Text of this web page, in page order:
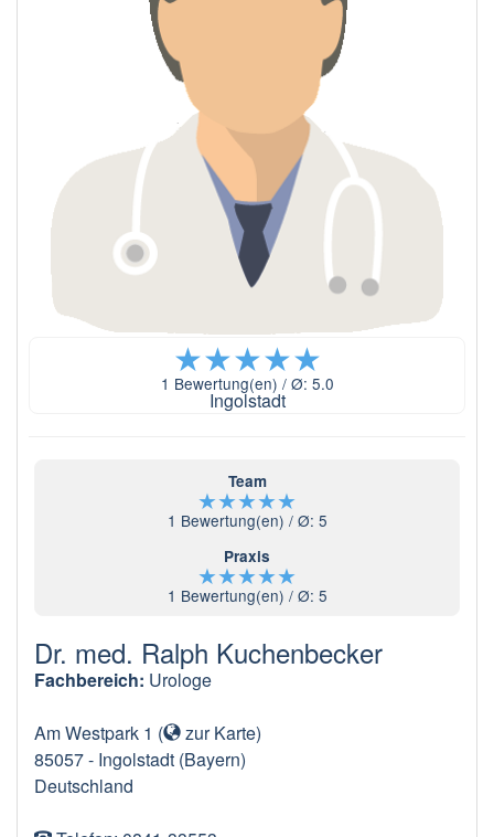
★★★★★
1 Bewertung(en) / Ø: 5.0
Ingolstadt
Team
★★★★★
1 Bewertung(en) / Ø: 5
Praxis
★★★★★
1 Bewertung(en) / Ø: 5
Dr. med. Ralph Kuchenbecker
Fachbereich: Urologe
Am Westpark 1 ( zur Karte)
85057- Ingolstadt (Bayern)
Deutschland